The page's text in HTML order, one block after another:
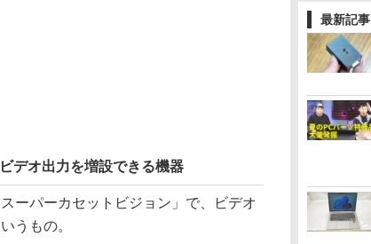
最新記事
デオ出力を増設できる機器
ーパーカセットビジョン」で、ビデオ
うもの。